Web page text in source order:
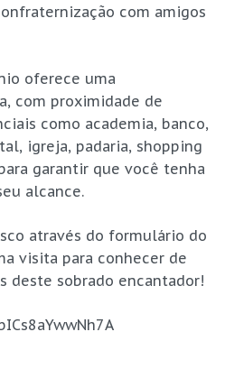
com amigos
oferece uma
com proximidade de
como academia, banco,
igreja, padaria, shopping
garantir que você tenha
alcance.
através do formulário do
visita para conhecer de
deste sobrado encantador!